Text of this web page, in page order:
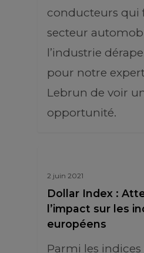
conducteurs qui
secteur
l’industrie
pour notre
Lebrun de voir
opportunité.
2 juin 2021
Dollar Index :
l’impact sur les
européens
Parmi les